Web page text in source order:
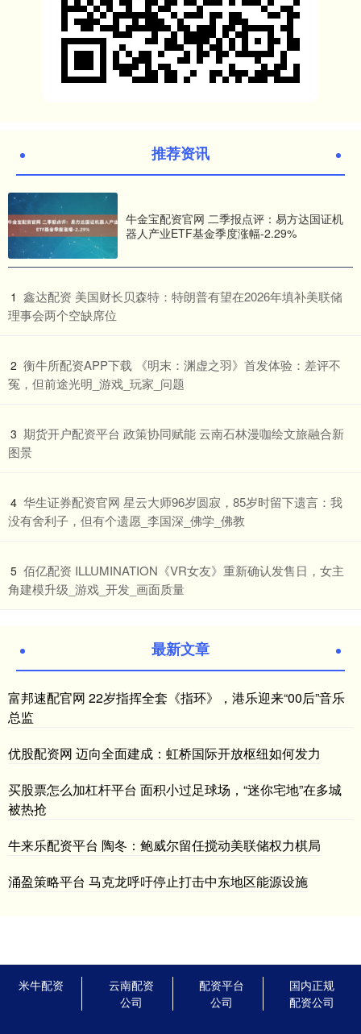
推荐资讯
牛金宝配资官网 二季报点评：易方达国证机
器人产业ETF基金季度涨幅-2.29%
1 ​鑫达配资 美国财长贝森特：特朗普有望在2026年填补美联储
理事会两个空缺席位
2 ​衡牛所配资APP下载 《明末：渊虚之羽》首发体验：差评不
冤，但前途光明_游戏_玩家_问题
3 ​期货开户配资平台 政策协同赋能 云南石林漫咖绘文旅融合新
图景
4 ​华生证券配资官网 星云大师96岁圆寂，85岁时留下遗言：我
没有舍利子，但有个遗愿_李国深_佛学_佛教
5 ​佰亿配资 ILLUMINATION《VR女友》重新确认发售日，女主
角建模升级_游戏_开发_画面质量
最新文章
富邦速配官网 22岁指挥全套《指环》，港乐迎来“00后”音乐
总监
优股配资网 迈向全面建成：虹桥国际开放枢纽如何发力
买股票怎么加杠杆平台 面积小过足球场，“迷你宅地”在多城
被热抢
牛来乐配资平台 陶冬：鲍威尔留任搅动美联储权力棋局
涌盈策略平台 马克龙呼吁停止打击中东地区能源设施
米牛配资
云南配资
公司
配资平台
公司
国内正规
配资公司